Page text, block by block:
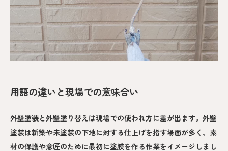
用語の違いと現場での意味合い
外壁塗装と外壁塗り替えは現場での使われ方に差が出ます。外壁
塗装は新築や未塗装の下地に対する仕上げを指す場面が多く、素
材の保護や意匠のために最初に塗膜を作る作業をイメージしまし